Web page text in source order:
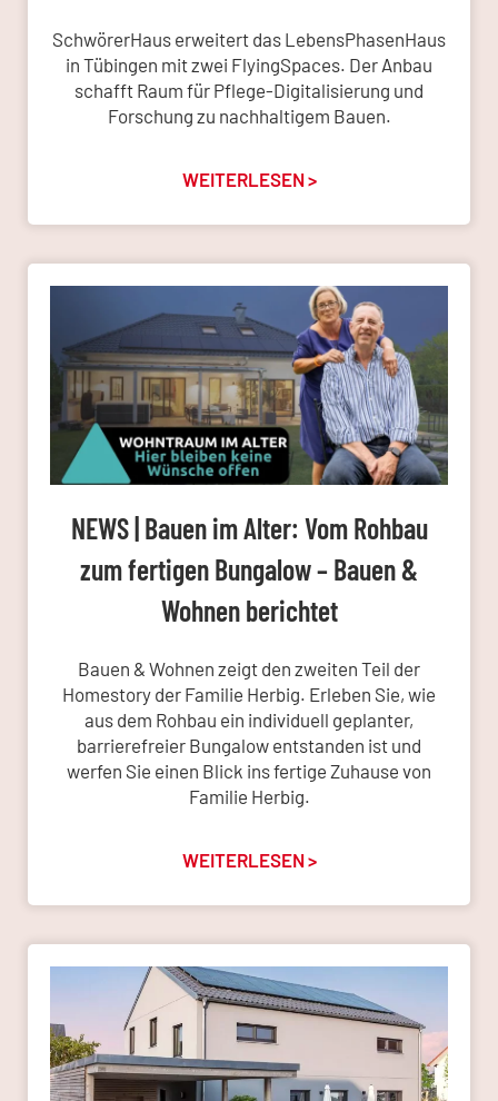
SchwörerHaus erweitert das LebensPhasenHaus
in Tübingen mit zwei FlyingSpaces. Der Anbau
schafft Raum für Pflege-Digitalisierung und
Forschung zu nachhaltigem Bauen.
WEITERLESEN >
NEWS | Bauen im Alter: Vom Rohbau
zum fertigen Bungalow – Bauen &
Wohnen berichtet
Bauen & Wohnen zeigt den zweiten Teil der
Homestory der Familie Herbig. Erleben Sie, wie
aus dem Rohbau ein individuell geplanter,
barrierefreier Bungalow entstanden ist und
werfen Sie einen Blick ins fertige Zuhause von
Familie Herbig.
WEITERLESEN >